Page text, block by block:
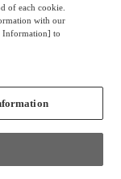
of each cookie.
with our
Information] to